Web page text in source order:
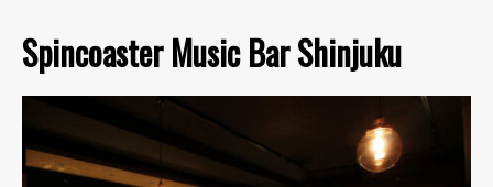
Spincoaster Music Bar Shinjuku